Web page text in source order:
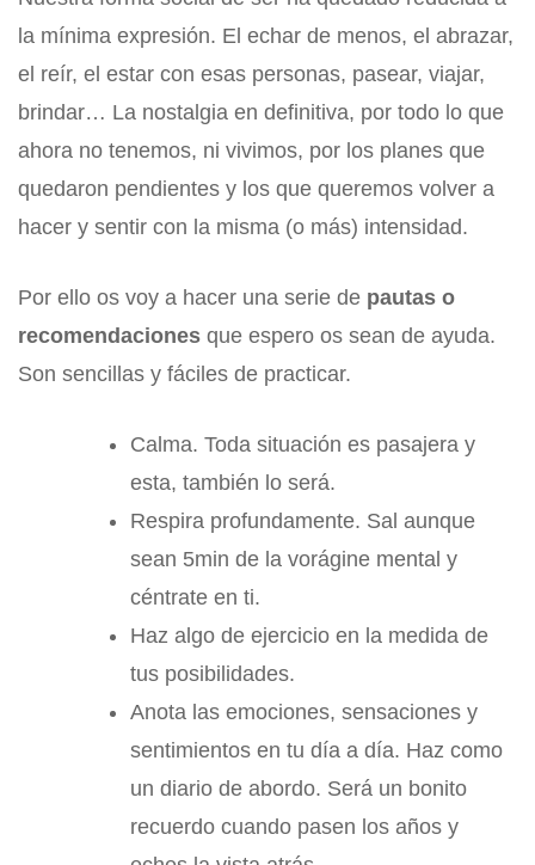
la mínima expresión. El echar de menos, el abrazar,
el reír, el estar con esas personas, pasear, viajar,
brindar… La nostalgia en definitiva, por todo lo que
ahora no tenemos, ni vivimos, por los planes que
quedaron pendientes y los que queremos volver a
hacer y sentir con la misma (o más) intensidad.
Por ello os voy a hacer una serie de pautas o
recomendaciones que espero os sean de ayuda.
Son sencillas y fáciles de practicar.
Calma. Toda situación es pasajera y
esta, también lo será.
Respira profundamente. Sal aunque
sean 5min de la vorágine mental y
céntrate en ti.
Haz algo de ejercicio en la medida de
tus posibilidades.
Anota las emociones, sensaciones y
sentimientos en tu día a día. Haz como
un diario de abordo. Será un bonito
recuerdo cuando pasen los años y